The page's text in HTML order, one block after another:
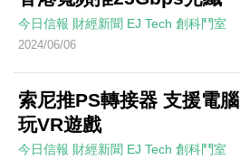
今日信報 財經新聞 EJ Tech 創科鬥室
2024/06/06
索尼推PS轉接器 支援電腦
玩VR遊戲
今日信報 財經新聞 EJ Tech 創科鬥室